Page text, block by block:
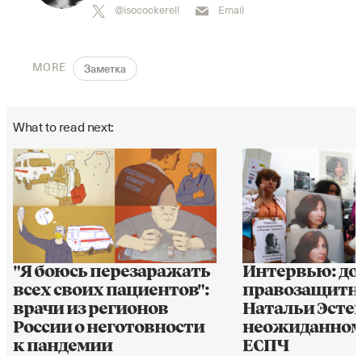
@isocockerell Email
MORE Заметка
What to read next:
"Я боюсь перезаражать
всех своих пациентов":
врачи из регионов
России о неготовности
к пандемии
Интервью:
Натальи
ЕСПЧ